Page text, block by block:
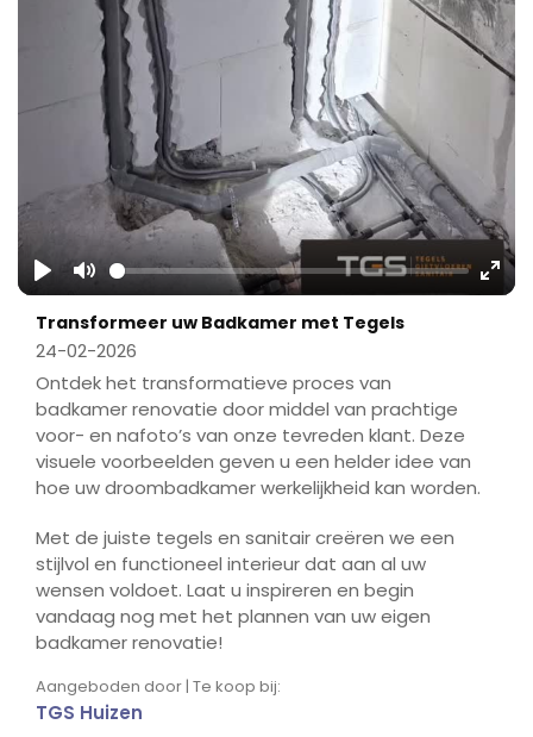
Play Mute
Transformeer uw Badkamer met Tegels
24-02-2026
Ontdek het transformatieve proces van
badkamer renovatie door middel van prachtige
voor- en nafoto’s van onze tevreden klant. Deze
visuele voorbeelden geven u een helder idee van
hoe uw droombadkamer werkelijkheid kan worden.
Met de juiste tegels en sanitair creëren we een
stijlvol en functioneel interieur dat aan al uw
wensen voldoet. Laat u inspireren en begin
vandaag nog met het plannen van uw eigen
badkamer renovatie!
Aangeboden door | Te koop bij:
TGS Huizen